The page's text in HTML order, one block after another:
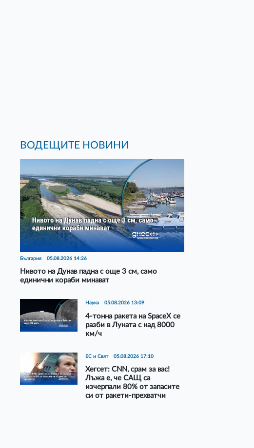
ВОДЕЩИТЕ НОВИНИ
България 05.08.2026 14:26
Нивото на Дунав падна с още 3 см, само
единични кораби минават
Наука 05.08.2026 13:09
4-тонна ракета на SpaceX се
разби в Луната с над 8000
км/ч
ЕС и Свят 05.08.2026 17:10
Хегсет: CNN, срам за вас!
Лъжа е, че САЩ са
изчерпали 80% от запасите
си от ракети-прехватчи